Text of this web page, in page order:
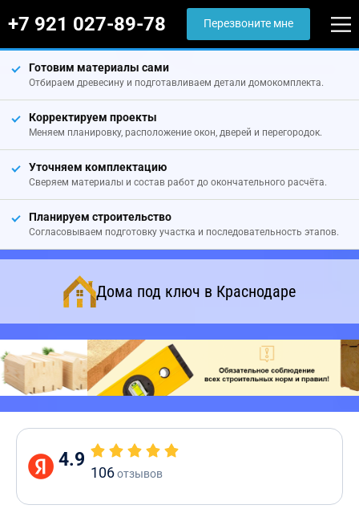
+7 921 027-89-78 Перезвоните мне
Готовим материалы сами
Отбираем древесину и подготавливаем детали домокомплекта.
Корректируем проекты
Меняем планировку, расположение окон, дверей и перегородок.
Уточняем комплектацию
Сверяем материалы и состав работ до окончательного расчёта.
Планируем строительство
Согласовываем подготовку участка и последовательность этапов.
Дома под ключ в Краснодаре
4.9
106отзывов